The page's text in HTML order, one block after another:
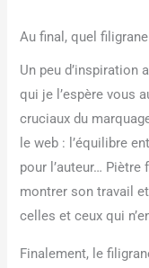
Au final, quel
Un peu d’inspiration
qui je l’espère vous
cruciaux du
le web : l’équilibre
pour l’auteur…
montrer son travail
celles et ceux qui
Finalement, le